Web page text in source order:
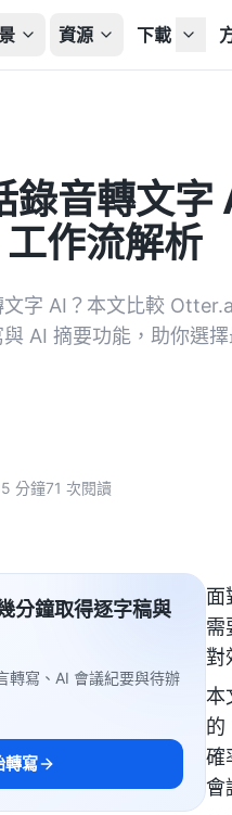
資源 下載
音轉文字
作流解析
字 AI？本文比較
AI 摘要功能，助你選
分鐘71 次閱讀
分鐘取得逐字稿與
轉寫、AI 會議紀要與待辦
轉寫
面
需
對
本
的
確
會